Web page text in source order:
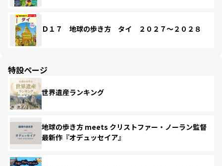
Ｄ１７ 地球の歩き方 タイ ２０２７～２０２８
特設ページ
世界遺産ランキング
地球の歩き方 meets クリストファー・ノーラン監督
最新作『オデュッセイア』